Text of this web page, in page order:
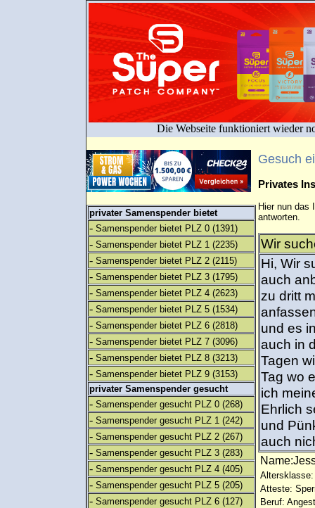
Die Webseite funktioniert wieder
privater Samenspender bietet
- Samenspender bietet PLZ 0 (1391)
- Samenspender bietet PLZ 1 (2235)
- Samenspender bietet PLZ 2 (2115)
- Samenspender bietet PLZ 3 (1795)
- Samenspender bietet PLZ 4 (2623)
- Samenspender bietet PLZ 5 (1534)
- Samenspender bietet PLZ 6 (2818)
- Samenspender bietet PLZ 7 (3096)
- Samenspender bietet PLZ 8 (3213)
- Samenspender bietet PLZ 9 (3153)
privater Samenspender gesucht
- Samenspender gesucht PLZ 0 (268)
- Samenspender gesucht PLZ 1 (242)
- Samenspender gesucht PLZ 2 (267)
- Samenspender gesucht PLZ 3 (283)
- Samenspender gesucht PLZ 4 (405)
- Samenspender gesucht PLZ 5 (205)
- Samenspender gesucht PLZ 6 (127)
Gesuch
Privates
Hier nun das
antworten.
Wir
Hi, Wir
auch
zu dritt
und es
auch in
Tagen
Tag wo
ich
Ehrlich
und
auch
Altersklasse:
Atteste:
Beruf: